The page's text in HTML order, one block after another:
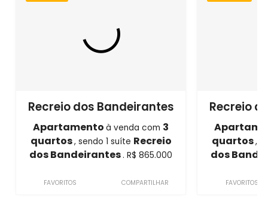
Recreio dos Bandeirantes
Apartamentoà venda com 3
quartos, sendo 1 suíte Recreio
dos Bandeirantes. R$ 865.000
FAVORITOS COMPARTILHAR
Recreio
quartos,
dos
FAVORITOS